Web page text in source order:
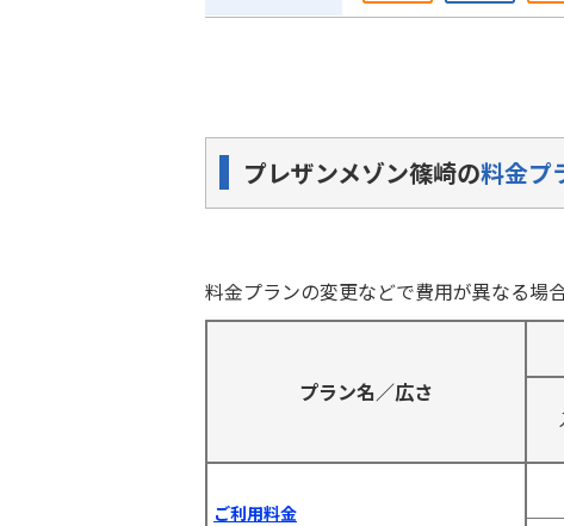
プレザンメゾン篠崎の料金プ
料金プランの変更などで費用が異なる場
プラン名／広さ
ご利用料金